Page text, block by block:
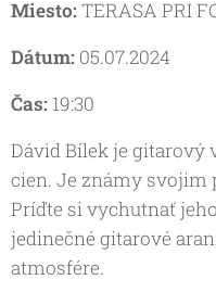
Miesto: TERASA PRI
Dátum: 05.07.2024
Čas: 19:30
Dávid Bílek je gitarový
cien. Je známy
Príďte si vychutnať
jedinečné gitarové
atmosfére.